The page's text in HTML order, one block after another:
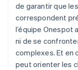
de garantir que
correspondent
l’équipe Onespot
ni de se
complexes. Et en
peut orienter les